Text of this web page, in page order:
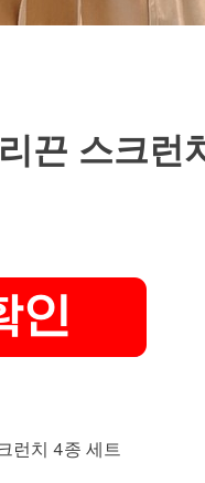
끈 스크런
런치 4종 세트